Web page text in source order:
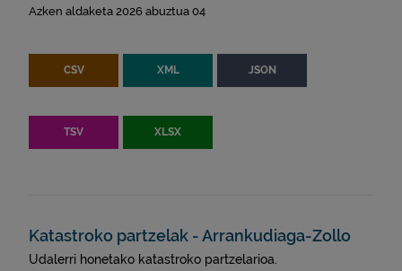
Azken aldaketa 2026 abuztua 04
CSV XML JSON
TSV XLSX
Katastroko partzelak - Arrankudiaga-Zollo
Udalerri honetako katastroko partzelarioa.